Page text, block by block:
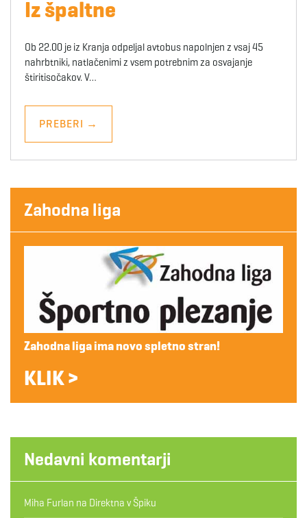
Iz špaltne
Ob 22.00 je iz Kranja odpeljal avtobus napolnjen z vsaj 45
nahrbtniki, natlačenimi z vsem potrebnim za osvajanje
štiritisočakov. V…
PREBERI →
Zahodna liga
Zahodna liga ima novo spletno stran!
KLIK >
Nedavni komentarji
Miha Furlan na Direktna v Špiku